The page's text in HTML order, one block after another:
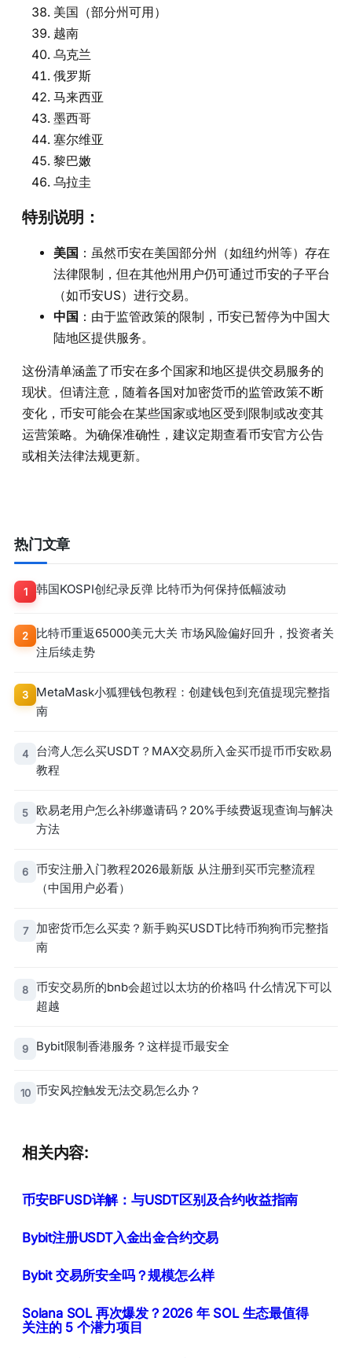
美国（部分州可用）
越南
乌克兰
俄罗斯
马来西亚
墨西哥
塞尔维亚
黎巴嫩
乌拉圭
特别说明：
美国 ：虽然币安在美国部分州（如纽约州等）存在
法律限制，但在其他州用户仍可通过币安的子平台
（如币安US）进行交易。
中国 ：由于监管政策的限制，币安已暂停为中国大
陆地区提供服务。
这份清单涵盖了币安在多个国家和地区提供交易服务的
现状。但请注意，随着各国对加密货币的监管政策不断
变化，币安可能会在某些国家或地区受到限制或改变其
运营策略。为确保准确性，建议定期查看币安官方公告
或相关法律法规更新。
热门文章
1 韩国KOSPI创纪录反弹 比特币为何保持低幅波动
2
比特币重返65000美元大关 市场风险偏好回升，投资者关
注后续走势
3
MetaMask小狐狸钱包教程：创建钱包到充值提现完整指
南
4
台湾人怎么买USDT？MAX交易所入金买币提币币安欧易
教程
5
欧易老用户怎么补绑邀请码？20%手续费返现查询与解决
方法
6
币安注册入门教程2026最新版 从注册到买币完整流程
（中国用户必看）
7
加密货币怎么买卖？新手购买USDT比特币狗狗币完整指
南
8
币安交易所的bnb会超过以太坊的价格吗 什么情况下可以
超越
9 Bybit限制香港服务？这样提币最安全
10 币安风控触发无法交易怎么办？
相关内容:
币安BFUSD详解：与USDT区别及合约收益指南
Bybit注册USDT入金出金合约交易
Bybit 交易所安全吗？规模怎么样
Solana SOL 再次爆发？2026 年 SOL 生态最值得
关注的 5 个潜力项目